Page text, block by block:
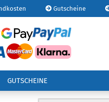
Gutscheine
E-Mail
GUTSCHEINE